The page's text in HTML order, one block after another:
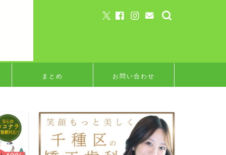
まとめ お問い合わせ